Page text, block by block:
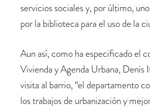
servicios sociales y, por último,
por la biblioteca para el uso de la
Aun así, como ha especificado el
Vivienda y Agenda Urbana, Denis
visita al barrio, “el departamento
los trabajos de urbanización y